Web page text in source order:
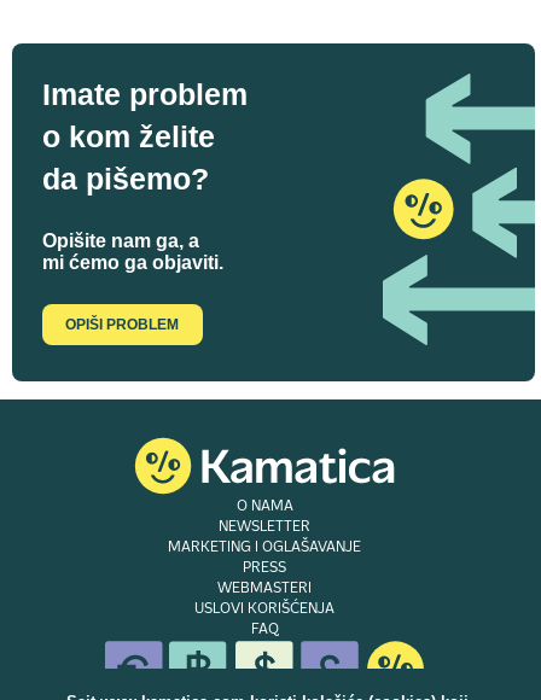
Imate problem
o kom želite
da pišemo?
Opišite nam ga, a
mi ćemo ga objaviti.
OPIŠI PROBLEM
O NAMA
NEWSLETTER
MARKETING I OGLAŠAVANJE
PRESS
WEBMASTERI
USLOVI KORIŠĆENJA
FAQ